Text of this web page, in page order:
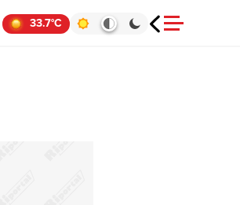
33.7°C